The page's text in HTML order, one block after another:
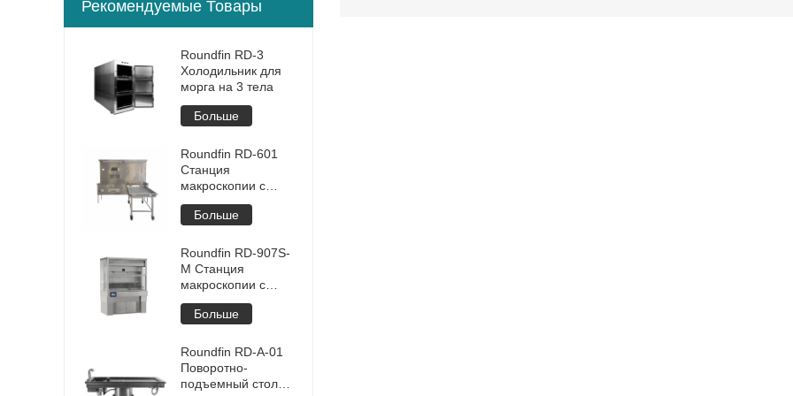
Рекомендуемые Товары
Roundfin RD-3
Холодильник для
морга на 3 тела
Больше
Roundfin RD-601
Станция
макроскопии с
тележкой для
вскрытия
Больше
Roundfin RD-907S-
M Станция
макроскопии с
сенсорным
управлением
Больше
Roundfin RD-A-01
Поворотно-
подъемный стол